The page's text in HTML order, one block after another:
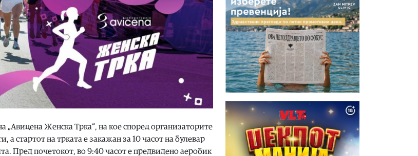
„Авицена Женска Трка“, на кое според организаторите
а стартот на трката е закажан за 10 часот на булевар
Пред почетокот, во 9:40 часот е предвидено аеробик